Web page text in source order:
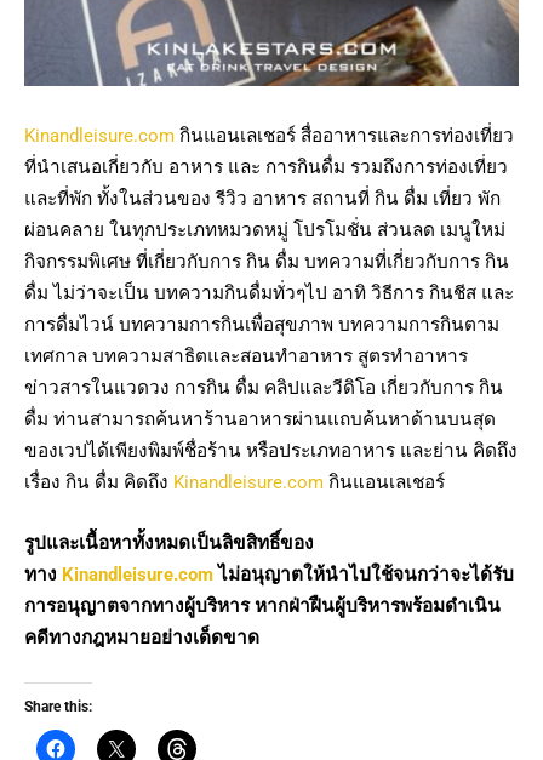
Kinandleisure.com กินแอนเลเชอร์ สื่ออาหารและการท่องเที่ยว
ที่นำเสนอเกี่ยวกับ อาหาร และ การกินดื่ม รวมถึงการท่องเที่ยว
และที่พัก ทั้งในส่วนของ รีวิว อาหาร สถานที่ กิน ดื่ม เที่ยว พัก
ผ่อนคลาย ในทุกประเภทหมวดหมู่ โปรโมชั่น ส่วนลด เมนูใหม่
กิจกรรมพิเศษ ที่เกี่ยวกับการ กิน ดื่ม บทความที่เกี่ยวกับการ กิน
ดื่ม ไม่ว่าจะเป็น บทความกินดื่มทั่วๆไป อาทิ วิธีการ กินชีส และ
การดื่มไวน์ บทความการกินเพื่อสุขภาพ บทความการกินตาม
เทศกาล บทความสาธิตและสอนทำอาหาร สูตรทำอาหาร
ข่าวสารในแวดวง การกิน ดื่ม คลิปและวีดิโอ เกี่ยวกับการ กิน
ดื่ม ท่านสามารถค้นหาร้านอาหารผ่านแถบค้นหาด้านบนสุด
ของเวปได้เพียงพิมพ์ชื่อร้าน หรือประเภทอาหาร และย่าน คิดถึง
เรื่อง กิน ดื่ม คิดถึง Kinandleisure.com กินแอนเลเชอร์
รูปและเนื้อหาทั้งหมดเป็นลิขสิทธิ์ของ
ทาง Kinandleisure.comไม่อนุญาตให้นำไปใช้จนกว่าจะได้รับ
การอนุญาตจากทางผู้บริหาร หากฝ่าฝืนผู้บริหารพร้อมดำเนิน
คดีทางกฎหมายอย่างเด็ดขาด
Share this: